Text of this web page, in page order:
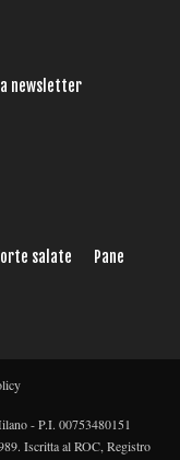
newsletter
salate
Pane
- P.I. 00753480151
Iscritta al ROC, Registro